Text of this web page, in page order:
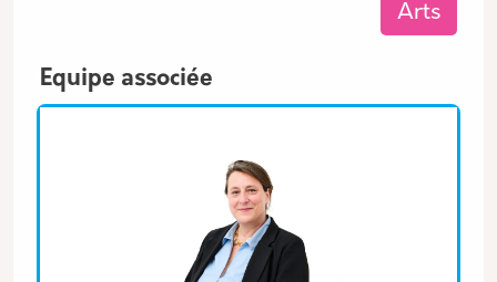
Arts
Equipe associée